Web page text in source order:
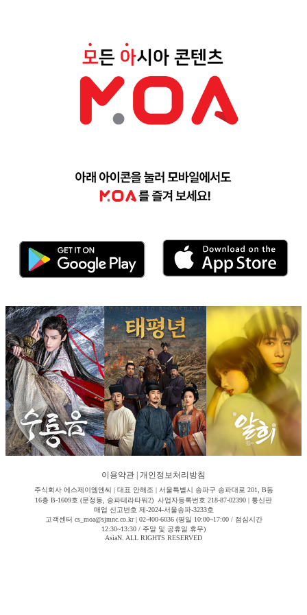
이용약관 개인정보처리방침
주식회사 에스제이엠엔씨 | 대표 안해조 | 서울특별시 송파구 송파대로 201, B동
16층 B-1609호 (문정동, 송파테라타워2) 사업자등록번호 218-87-02390 | 통신판
매업 신고번호 제-2024-서울송파-3233호
고객센터 cs_moa@sjmnc.co.kr | 02-400-6036 (평일 10:00~17:00 / 점심시간
12:30~13:30 / 주말 및 공휴일 휴무)
AsiaN. ALL RIGHTS RESERVED